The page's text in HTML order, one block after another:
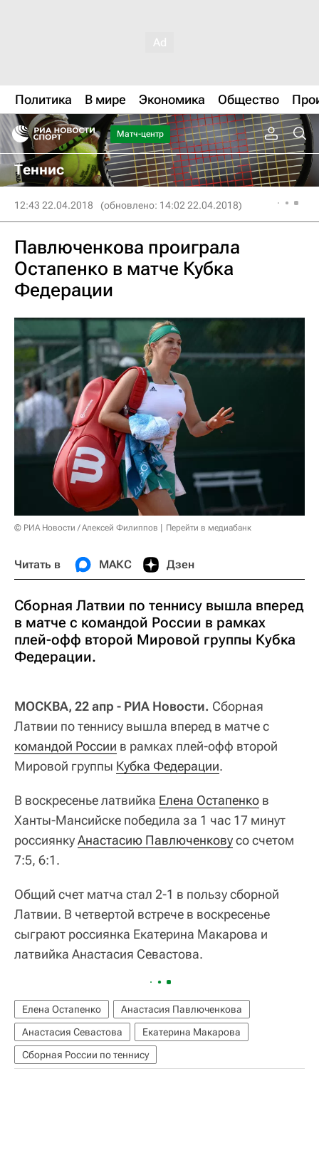
Политика В мире Экономика Общество
Матч-центр
Теннис
12:43 22.04.2018 (обновлено: 14:02 22.04.2018)
Павлюченкова проиграла
Остапенко в матче Кубка
Федерации
© РИА Новости / Алексей Филиппов Перейти в медиабанк
Читать в МАКС Дзен
Сборная Латвии по теннису вышла вперед
в матче с командой России в рамках
плей-офф второй Мировой группы Кубка
Федерации.
МОСКВА, 22 апр - РИА Новости. Сборная
Латвии по теннису вышла вперед в матче с
командой России в рамках плей-офф второй
Мировой группы Кубка Федерации.
В воскресенье латвийка Елена Остапенко в
Ханты-Мансийске победила за 1 час 17 минут
россиянкуАнастасию Павлюченковусо счетом
7:5, 6:1.
Общий счет матча стал 2-1 в пользу сборной
Латвии. В четвертой встрече в воскресенье
сыграют россиянка Екатерина Макарова и
латвийка Анастасия Севастова.
Елена Остапенко
Анастасия Павлюченкова
Анастасия Севастова
Екатерина Макарова
Сборная России по теннису